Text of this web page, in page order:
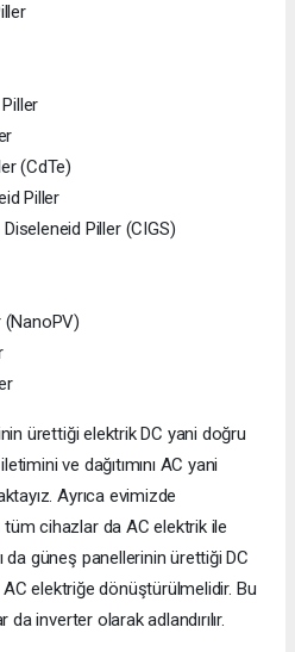
(CdTe)
Piller
Piller (CIGS)
ürettiği elektrik DC yani doğru
ve dağıtımını AC yani
Ayrıca evimizde
tüm cihazlar da AC elektrik ile
da güneş panellerinin ürettiği DC
elektriğe dönüştürülmelidir. Bu
inverter olarak adlandırılır.